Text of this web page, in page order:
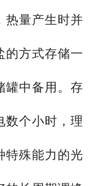
热量产生时并
的方式存储一
罐中备用。存
数个小时，理
特殊能力的光